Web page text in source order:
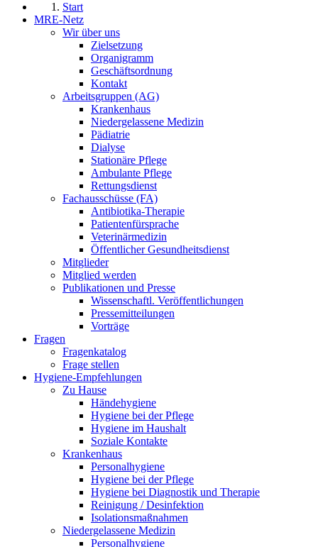
Start
MRE-Netz
Wir über uns
Zielsetzung
Organigramm
Geschäftsordnung
Kontakt
Arbeitsgruppen (AG)
Krankenhaus
Niedergelassene Medizin
Pädiatrie
Dialyse
Stationäre Pflege
Ambulante Pflege
Rettungsdienst
Fachausschüsse (FA)
Antibiotika-Therapie
Patientenfürsprache
Veterinärmedizin
Öffentlicher Gesundheitsdienst
Mitglieder
Mitglied werden
Publikationen und Presse
Wissenschaftl. Veröffentlichungen
Pressemitteilungen
Vorträge
Fragen
Fragenkatalog
Frage stellen
Hygiene-Empfehlungen
Zu Hause
Händehygiene
Hygiene bei der Pflege
Hygiene im Haushalt
Soziale Kontakte
Krankenhaus
Personalhygiene
Hygiene bei der Pflege
Hygiene bei Diagnostik und Therapie
Reinigung / Desinfektion
Isolationsmaßnahmen
Niedergelassene Medizin
Personalhygiene